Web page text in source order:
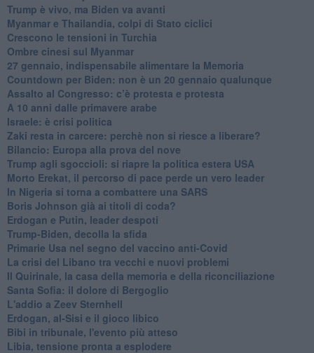
Trump è vivo, ma Biden va avanti
Myanmar e Thailandia, colpi di Stato ciclici
Crescono le tensioni in Turchia
Ombre cinesi sul Myanmar
27 gennaio, indispensabile alimentare la Memoria
Countdown per Biden: non è un 20 gennaio qualunque
Assalto al Congresso: c’è protesta e protesta
A 10 anni dalle primavere arabe
Israele: è crisi politica
Zaki resta in carcere: perchè non si riesce a liberare?
Bilancio: Europa alla prova del nove
Trump agli sgoccioli: si riapre la politica estera USA
Morto Erekat, il percorso di pace perde un vero leader
In Nigeria si torna a combattere una SARS
Boris Johnson già ai titoli di coda?
Erdogan e Putin, leader despoti
Trump-Biden, decolla la sfida
Primarie Usa nel segno del vaccino anti-Covid
La crisi del Libano tra vecchi e nuovi problemi
Il Quirinale, la casa della memoria e della riconciliazione
Santa Sofia: il dolore di Bergoglio
L'addio a ​Zeev Sternhell
Erdogan, al-Sisi e il gioco libico
Bibi in tribunale, l'evento più atteso
Libia, tensione pronta a esplodere